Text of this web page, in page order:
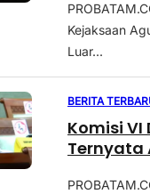
Kejaksaan
Luar...
BERITA
Komisi VI
Ternyata